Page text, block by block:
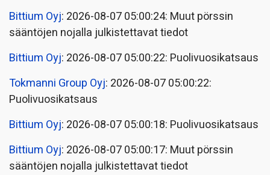
Bittium Oyj: 2026-08-07 05:00:24: Muut pörssin
sääntöjen nojalla julkistettavat tiedot
Bittium Oyj: 2026-08-07 05:00:22: Puolivuosikatsaus
Tokmanni Group Oyj: 2026-08-07 05:00:22:
Puolivuosikatsaus
Bittium Oyj: 2026-08-07 05:00:18: Puolivuosikatsaus
Bittium Oyj: 2026-08-07 05:00:17: Muut pörssin
sääntöjen nojalla julkistettavat tiedot